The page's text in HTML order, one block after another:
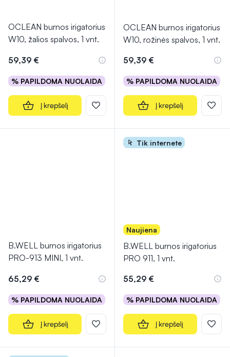
OCLEAN burnos irigatorius
W10, žalios spalvos, 1 vnt.
59,39 €
% PAPILDOMA NUOLAIDA
Į krepšelį
OCLEAN burnos irigatorius
W10, rožinės spalvos, 1 vnt.
59,39 €
% PAPILDOMA NUOLAIDA
Į krepšelį
B.WELL burnos irigatorius
PRO-913 MINI, 1 vnt.
65,29 €
% PAPILDOMA NUOLAIDA
Į krepšelį
Tik internete
Naujiena
B.WELL burnos irigatorius
PRO 911, 1 vnt.
55,29 €
% PAPILDOMA NUOLAIDA
Į krepšelį